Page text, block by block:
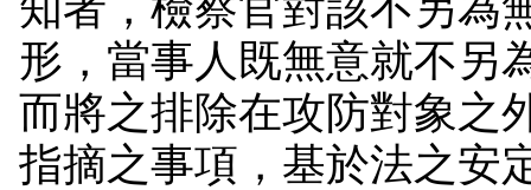
形，當事人既無意就不另
而將之排除在攻防對象之
指摘之事項，基於法之安